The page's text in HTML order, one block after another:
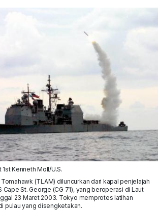
Kenneth Moll/U.S.
(TLAM) diluncurkan dari kapal penjelajah
Cape St. George (CG 71), yang beroperasi di Laut
23 Maret 2003. Tokyo memprotes latihan
pulau yang disengketakan.